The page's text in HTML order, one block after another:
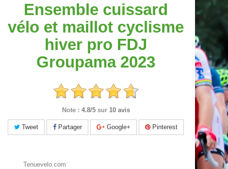
Ensemble cuissard
vélo et maillot cyclisme
hiver pro FDJ
Groupama 2023
Note : 4.8/5 sur 10 avis
Tweet Partager Google+ Pinterest
Tenuevelo.com